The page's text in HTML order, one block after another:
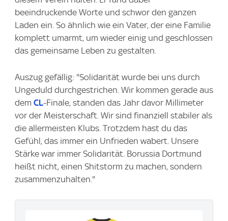
beeindruckende Worte und schwor den ganzen
Laden ein. So ähnlich wie ein Vater, der eine Familie
komplett umarmt, um wieder einig und geschlossen
das gemeinsame Leben zu gestalten.
Auszug gefällig: "Solidarität wurde bei uns durch
Ungeduld durchgestrichen. Wir kommen gerade aus
dem CL-Finale, standen das Jahr davor Millimeter
vor der Meisterschaft. Wir sind finanziell stabiler als
die allermeisten Klubs. Trotzdem hast du das
Gefühl, das immer ein Unfrieden wabert. Unsere
Stärke war immer Solidarität. Borussia Dortmund
heißt nicht, einen Shitstorm zu machen, sondern
zusammenzuhalten."